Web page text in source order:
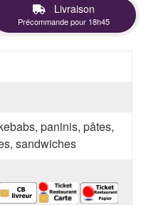
Livraison
Précommande pour 18h45
paninis, pâtes,
sandwiches